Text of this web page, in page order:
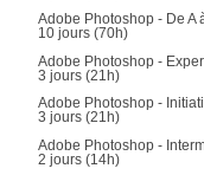
Adobe Photoshop - De A
10 jours (70h)
Adobe Photoshop -
3 jours (21h)
Adobe Photoshop -
3 jours (21h)
Adobe Photoshop -
2 jours (14h)